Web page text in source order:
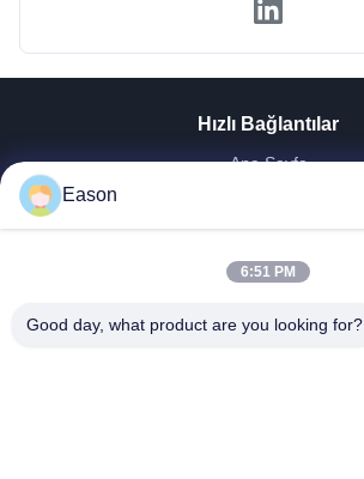
Hızlı Bağlantılar
Ana Sayfa
VİDEOLAR
Fabrika Turu
Kalite Kontrol
Eason
6:51 PM
Good day, what product are you looking for?